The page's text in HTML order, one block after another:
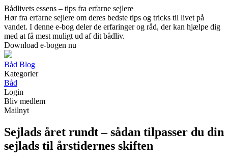
Bådlivets essens – tips fra erfarne sejlere
Hør fra erfarne sejlere om deres bedste tips og tricks til livet på
vandet. I denne e-bog deler de erfaringer og råd, der kan hjælpe dig
med at få mest muligt ud af dit bådliv.
Download e-bogen nu
Båd Blog
Kategorier
Båd
Login
Bliv medlem
Mailnyt
Sejlads året rundt – sådan tilpasser du din
sejlads til årstidernes skiften